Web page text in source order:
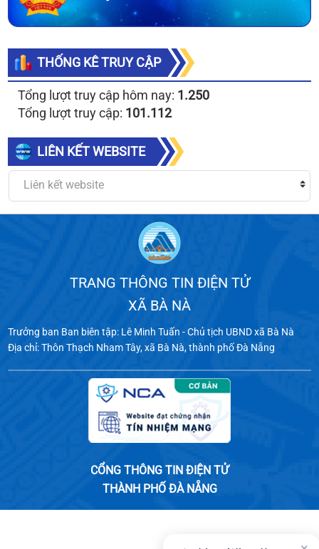
THỐNG KÊ TRUY CẬP
Tổng lượt truy cập hôm nay: 1.250
Tổng lượt truy cập: 101.112
LIÊN KẾT WEBSITE
Liên kết website
TRANG THÔNG TIN ĐIỆN TỬ
XÃ BÀ NÀ
Trưởng ban Ban biên tập: Lê Minh Tuấn - Chủ tịch UBND xã Bà Nà
Địa chỉ: Thôn Thạch Nham Tây, xã Bà Nà, thành phố Đà Nẵng
CỔNG THÔNG TIN ĐIỆN TỬ
THÀNH PHỐ ĐÀ NẴNG